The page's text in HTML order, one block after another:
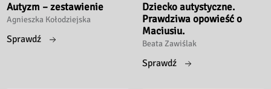
Autyzm – zestawienie
Agnieszka Kołodziejska
Sprawdź
Dziecko autystyczne.
Prawdziwa opowieść o
Maciusiu.
Beata Zawiślak
Sprawdź